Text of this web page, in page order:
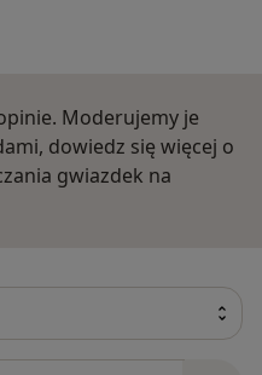
Moderujemy je
dowiedz się więcej o
gwiazdek na